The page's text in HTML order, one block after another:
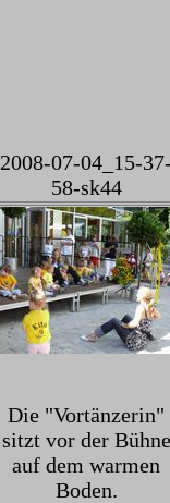
2008-07-04_15-
58-sk44
Die "Vortänzerin"
sitzt vor der Bühne
auf dem warmen
Boden.